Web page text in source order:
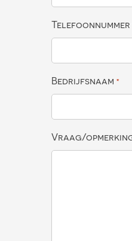
Telefoonnummer
Bedrijfsnaam *
Vraag/